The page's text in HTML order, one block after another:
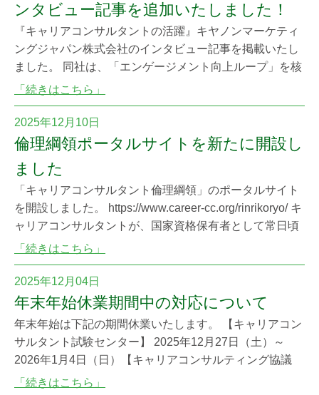
ンタビュー記事を追加いたしました！
『キャリアコンサルタントの活躍』キヤノンマーケティ
ングジャパン株式会社のインタビュー記事を掲載いたし
ました。 同社は、「エンゲージメント向上ループ」を核
に、全社で社員のキャリア自律を温かく後押ししていま
談や、企業内キャリアコンサルタントによる多面的なサ
ポートを通じて、「相談者に一歩先に進んでほしい」と
いう強い願いのもと、社員が本音でキャリアを語
「続きはこちら」
2025年12月10日
倫理綱領ポータルサイトを新たに開設し
ました
「キャリアコンサルタント倫理綱領」のポータルサイト
を開設しました。 https://www.career-cc.org/rinrikoryo/ キ
ャリアコンサルタントが、国家資格保有者として常日頃
から倫理綱領を意識したうえで活動することにより、キ
なることを期待しています。 序文・前文を含めた全13条
の倫理綱領をダウンロードできる他、最新版倫理綱領を
「続きはこちら」
2025年12月04日
年末年始休業期間中の対応について
年末年始は下記の期間休業いたします。 【キャリアコン
サルタント試験センター】 2025年12月27日（土）～
2026年1月4日（日）【キャリアコンサルティング協議
会】 2025年12月27日（土）～ 2026年1月4日（日）
「続きはこちら」